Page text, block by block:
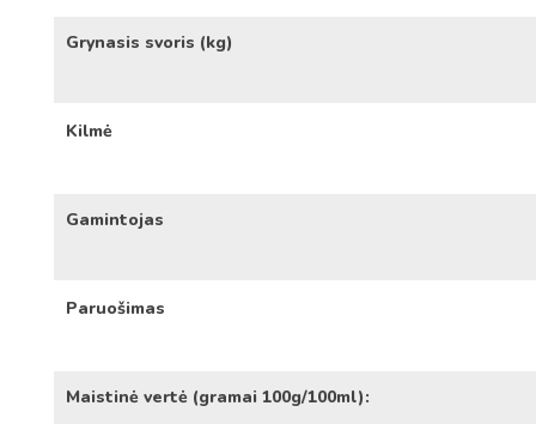
Grynasis svoris (kg)
Kilmė
Gamintojas
Paruošimas
Maistinė vertė (gramai 100g/100ml):